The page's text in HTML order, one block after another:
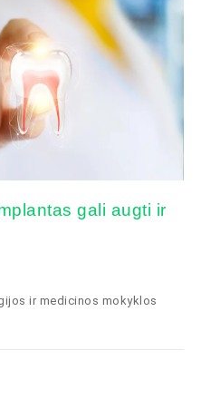
gali augti ir
ir medicinos mokyklos